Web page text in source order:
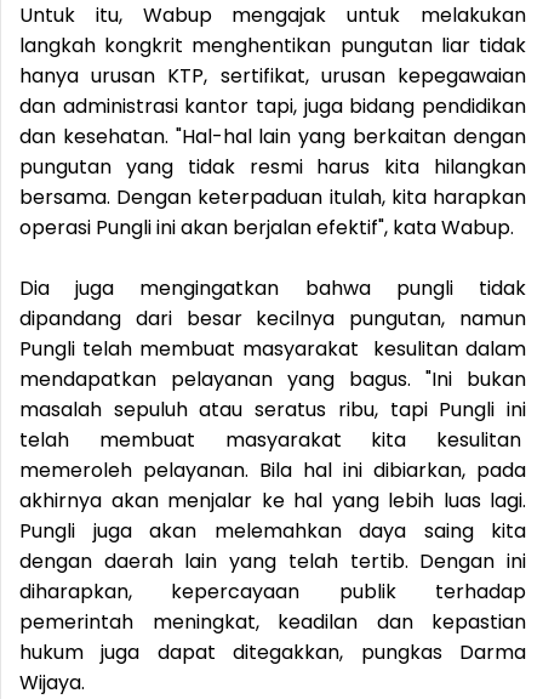
Untuk itu, Wabup mengajak untuk melakukan
langkah kongkrit menghentikan pungutan liar tidak
hanya urusan KTP, sertifikat, urusan kepegawaian
dan administrasi kantor tapi, juga bidang pendidikan
dan kesehatan. "Hal-hal lain yang berkaitan dengan
pungutan yang tidak resmi harus kita hilangkan
bersama. Dengan keterpaduan itulah, kita harapkan
operasi Pungli ini akan berjalan efektif", kata Wabup.
Dia juga mengingatkan bahwa pungli tidak
dipandang dari besar kecilnya pungutan, namun
Pungli telah membuat masyarakat kesulitan dalam
mendapatkan pelayanan yang bagus. "Ini bukan
masalah sepuluh atau seratus ribu, tapi Pungli ini
telah membuat masyarakat kita kesulitan
memeroleh pelayanan. Bila hal ini dibiarkan, pada
akhirnya akan menjalar ke hal yang lebih luas lagi.
Pungli juga akan melemahkan daya saing kita
dengan daerah lain yang telah tertib. Dengan ini
diharapkan, kepercayaan publik terhadap
pemerintah meningkat, keadilan dan kepastian
hukum juga dapat ditegakkan, pungkas Darma
Wijaya.